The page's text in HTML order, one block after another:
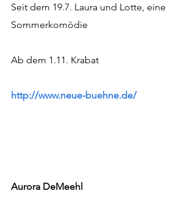
Seit dem 19.7. Laura und Lotte, eine
Sommerkomödie
Ab dem 1.11. Krabat
http://www.neue-buehne.de/
Aurora DeMeehl